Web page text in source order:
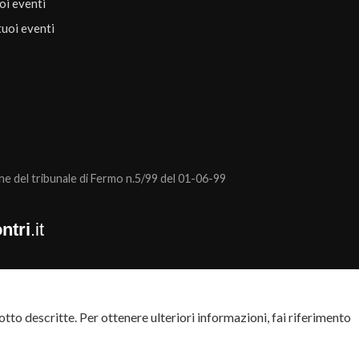
eventi
eventi
del tribunale di Fermo n.5/99 del 01-06-99
.it
descritte. Per ottenere ulteriori informazioni, fai riferimento